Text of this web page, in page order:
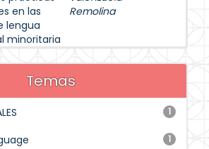
en las
lengua
minoritaria
Remolina
Temas
1
1